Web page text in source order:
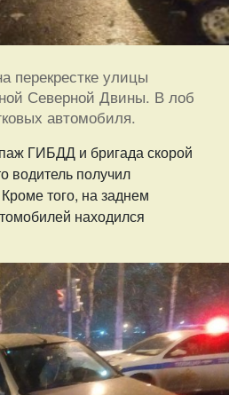
перекрестке улицы
Северной Двины. В лоб
автомобиля.
ГИБДД и бригада скорой
водитель получил
того, на заднем
находился